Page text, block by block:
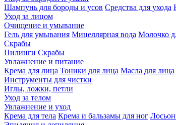
Шампунь для бороды и усов Средства для ухода
Уход за лицом
Очищение и умывание
Гель для умывания Мицеллярная вода Молочко
Скрабы
Пилинги Скрабы
Увлажнение и питание
Крема для лица Тоники для лица Масла для лица
Инструменты для чистки
Иглы, ложки, петли
Уход за телом
Увлажнение и уход
Крема для тела Крема и бальзамы для ног